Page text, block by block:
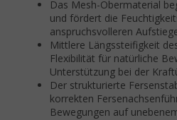
Das Mesh-Obermaterial
und fördert die
anspruchsvolleren
Mittlere Längssteifigkeit
Flexibilität für natürliche
Unterstützung bei der
Der strukturierte
korrekten
Bewegungen auf